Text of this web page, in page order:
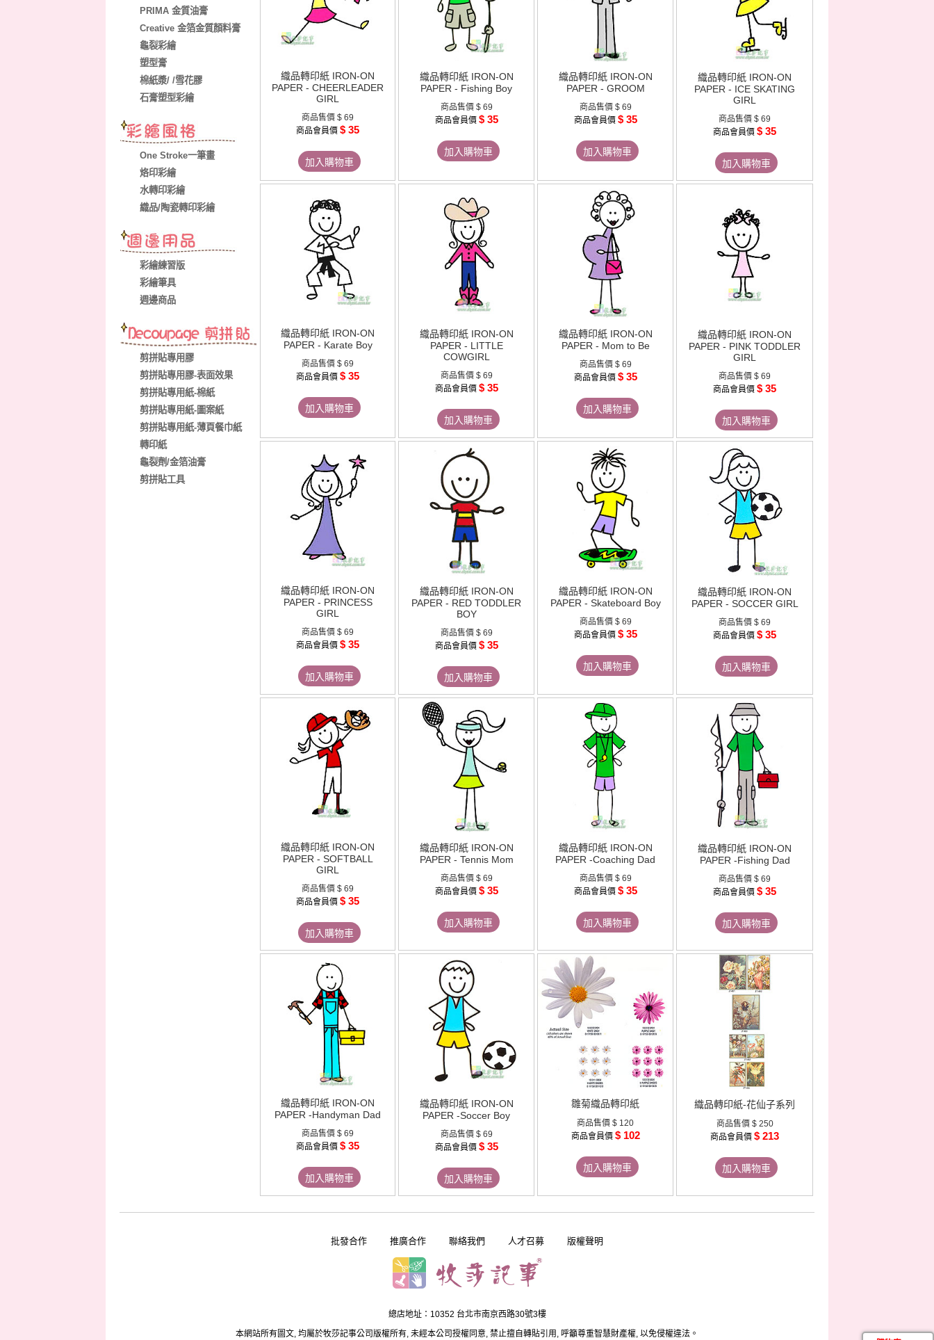
PRIMA 金質油膏
Creative 金箔金質顏料膏
龜裂彩繪
塑型膏
棉紙漿/ /雪花膠
石膏塑型彩繪
One Stroke一筆畫
烙印彩繪
水轉印彩繪
織品/陶瓷轉印彩繪
彩繪練習版
彩繪筆具
週邊商品
剪拼貼專用膠
剪拼貼專用膠-表面效果
剪拼貼專用紙-棉紙
剪拼貼專用紙-圖案紙
剪拼貼專用紙-薄頁餐巾紙
轉印紙
龜裂劑/金箔油膏
剪拼貼工具
織品轉印紙 IRON-ON
PAPER - CHEERLEADER
GIRL
商品售價 $ 69
商品會員價 $ 35
加入購物車
織品轉印紙 IRON-ON
PAPER - Fishing Boy
商品售價 $ 69
商品會員價 $ 35
加入購物車
織品轉印紙 IRON-ON
PAPER - GROOM
商品售價 $ 69
商品會員價 $ 35
加入購物車
織品轉印紙 IRON-ON
PAPER - ICE SKATING
GIRL
商品售價 $ 69
商品會員價 $ 35
加入購物車
織品轉印紙 IRON-ON
PAPER - Karate Boy
商品售價 $ 69
商品會員價 $ 35
加入購物車
織品轉印紙 IRON-ON
PAPER - LITTLE
COWGIRL
商品售價 $ 69
商品會員價 $ 35
加入購物車
織品轉印紙 IRON-ON
PAPER - Mom to Be
商品售價 $ 69
商品會員價 $ 35
加入購物車
織品轉印紙 IRON-ON
PAPER - PINK TODDLER
GIRL
商品售價 $ 69
商品會員價 $ 35
加入購物車
織品轉印紙 IRON-ON
PAPER - PRINCESS
GIRL
商品售價 $ 69
商品會員價 $ 35
加入購物車
織品轉印紙 IRON-ON
PAPER - RED TODDLER
BOY
商品售價 $ 69
商品會員價 $ 35
加入購物車
織品轉印紙 IRON-ON
PAPER - Skateboard Boy
商品售價 $ 69
商品會員價 $ 35
加入購物車
織品轉印紙 IRON-ON
PAPER - SOCCER GIRL
商品售價 $ 69
商品會員價 $ 35
加入購物車
織品轉印紙 IRON-ON
PAPER - SOFTBALL
GIRL
商品售價 $ 69
商品會員價 $ 35
加入購物車
織品轉印紙 IRON-ON
PAPER - Tennis Mom
商品售價 $ 69
商品會員價 $ 35
加入購物車
織品轉印紙 IRON-ON
PAPER -Coaching Dad
商品售價 $ 69
商品會員價 $ 35
加入購物車
織品轉印紙 IRON-ON
PAPER -Fishing Dad
商品售價 $ 69
商品會員價 $ 35
加入購物車
織品轉印紙 IRON-ON
PAPER -Handyman Dad
商品售價 $ 69
商品會員價 $ 35
加入購物車
織品轉印紙 IRON-ON
PAPER -Soccer Boy
商品售價 $ 69
商品會員價 $ 35
加入購物車
雛菊織品轉印紙
商品售價 $ 120
商品會員價 $ 102
加入購物車
織品轉印紙-花仙子系列
商品售價 $ 250
商品會員價 $ 213
加入購物車
批發合作 推廣合作 聯絡我們 人才召募 版權聲明
總店地址：10352 台北市南京西路30號3樓
本網站所有圖文, 均屬於牧莎記事公司版權所有, 未經本公司授權同意, 禁止擅自轉貼引用, 呼籲尊重智慧財產權, 以免侵權違法。